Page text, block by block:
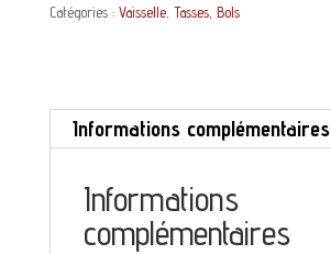
à
Germany
Catégories : Vaisselle, Tasses, Bols
Informations complémentaires
Informations
complémentaires